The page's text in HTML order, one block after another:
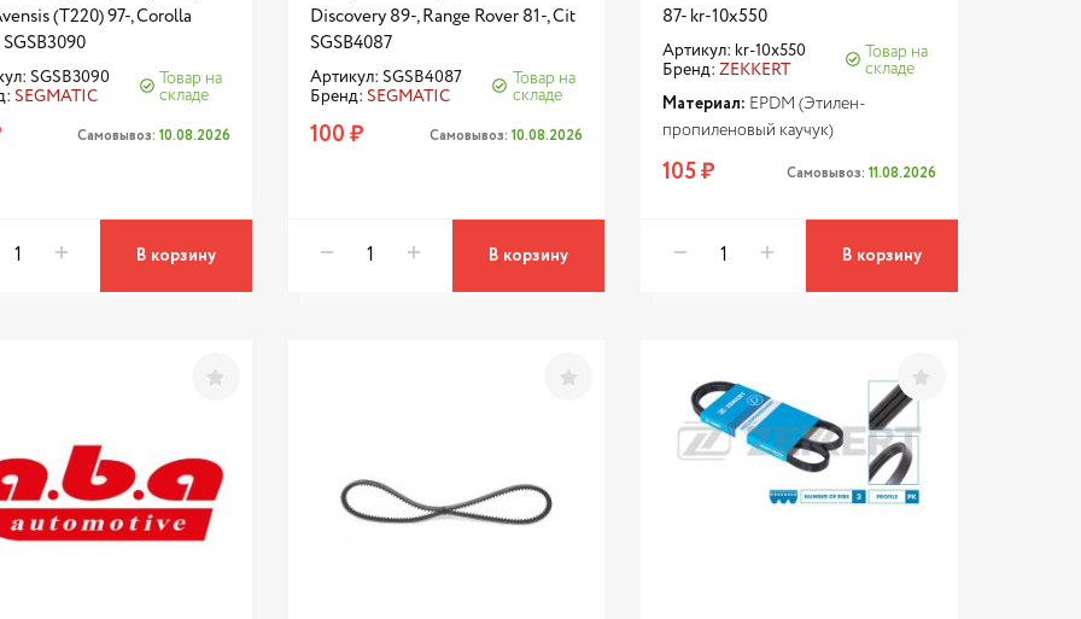
(T220) 97-, Corolla
SGSB3090
SEGMATIC
Товар на
складе
Самовывоз: 10.08.2026
В корзину
Discovery 89-, Range Rover 81-, Cit
SGSB4087
Артикул: SGSB4087
Бренд: SEGMATIC
Товар на
складе
100 ₽ Самовывоз:10.08.2026
В корзину
87- kr-10x550
Артикул: kr-10x550
Бренд:ZEKKERT
Товар на
складе
Материал: EPDM (Этилен-
пропиленовый каучук)
105 ₽ Самовывоз: 11.08.2026
В корзину